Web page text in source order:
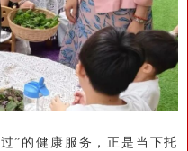
”的健康服务，正是当下托